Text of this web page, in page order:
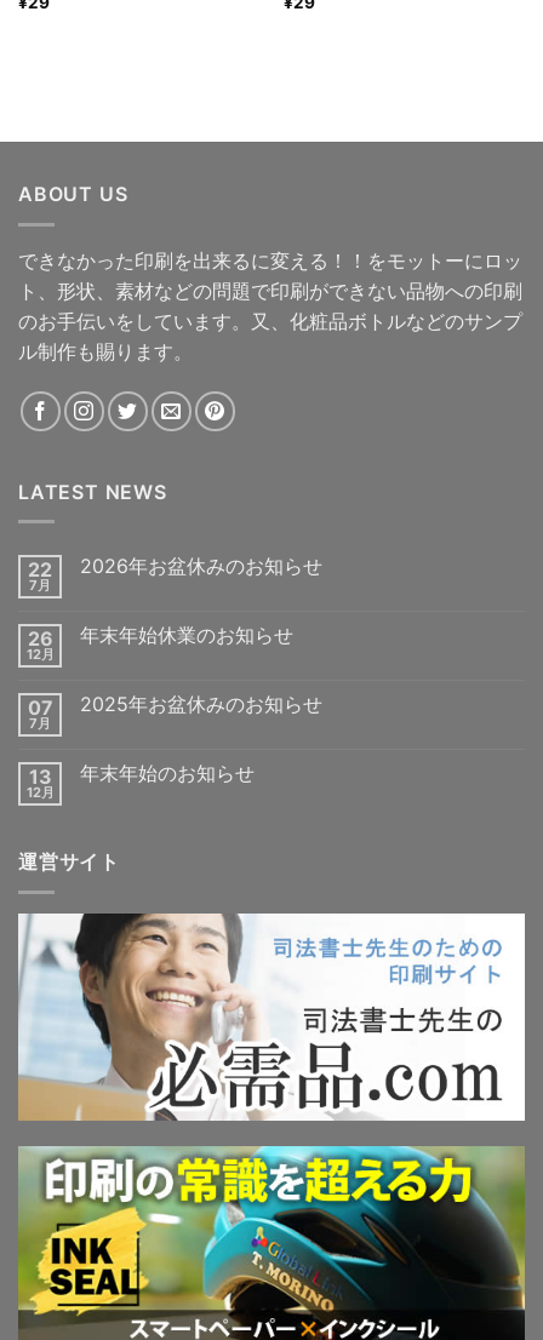
ABOUT US
できなかった印刷を出来るに変える！！をモットーにロッ
ト、形状、素材などの問題で印刷ができない品物への印刷
のお手伝いをしています。又、化粧品ボトルなどのサンプ
ル制作も賜ります。
LATEST NEWS
22
7月
2026年お盆休みのお知らせ
26
12月
年末年始休業のお知らせ
07
7月
2025年お盆休みのお知らせ
13
12月
年末年始のお知らせ
運営サイト